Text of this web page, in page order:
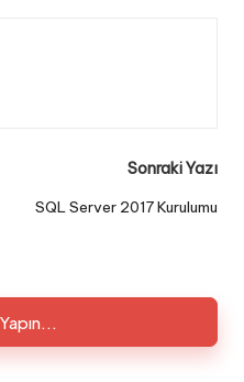
Sonraki Yazı
SQL Server 2017 Kurulumu